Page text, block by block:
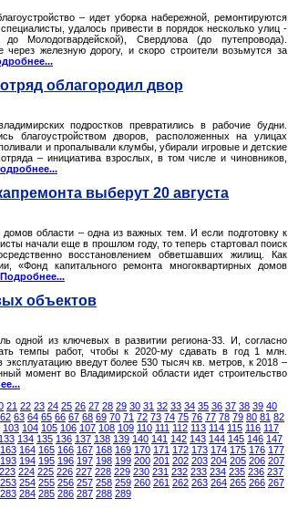
– идет уборка набережной, ремонтируются
удалось привести в порядок несколько улиц -
Молодогвардейской), Свердлова (до путепровода).
железную дорогу, и скоро строители возьмутся за
облагородил двор
подростков превратились в рабочие будни.
благоустройством дворов, расположенных на улицах
и пропалывали клумбы, убирали игровые и детские
– инициатива взрослых, в том числе и чиновников,
выберут 20 августа
области – одна из важных тем. И если подготовку к
начали еще в прошлом году, то теперь стартовал поиск
восстановлением обветшавших жилищ. Как
«Фонд капитального ремонта многоквартирных домов
Подробнее...
объектов
одной из ключевых в развитии региона-33. И, согласно
темпы работ, чтобы к 2020-му сдавать в год 1 млн.
введут более 530 тысяч кв. метров, к 2018 –
момент во Владимирской области идет строительство
21 22 23 24 25 26 27 28 29 30 31 32 33 34 35 36 37 38 39 40
62 63 64 65 66 67 68 69 70 71 72 73 74 75 76 77 78 79 80 81 82
103 104 105 106 107 108 109 110 111 112 113 114 115 116 117
133 134 135 136 137 138 139 140 141 142 143 144 145 146 147
163 164 165 166 167 168 169 170 171 172 173 174 175 176 177
193 194 195 196 197 198 199 200 201 202 203 204 205 206 207
223 224 225 226 227 228 229 230 231 232 233 234 235 236 237
253 254 255 256 257 258 259 260 261 262 263 264 265 266 267
283 284 285 286 287 288 289